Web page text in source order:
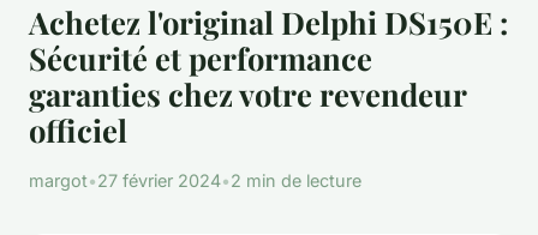
Achetez l'original Delphi DS150E :
Sécurité et performance
garanties chez votre revendeur
officiel
margot•27 février 2024•2 min de lecture